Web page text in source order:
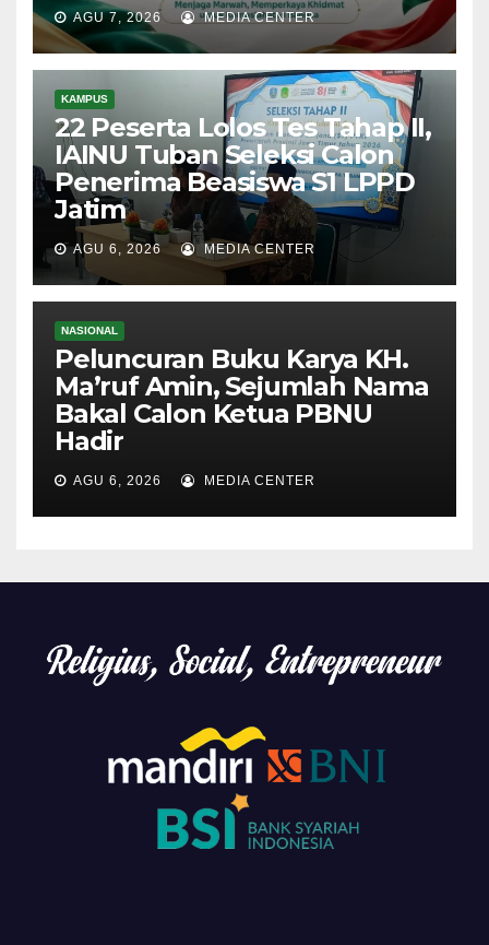
AGU 7, 2026 MEDIA CENTER
KAMPUS
22 Peserta Lolos Tes Tahap II,
IAINU Tuban Seleksi Calon
Penerima Beasiswa S1 LPPD
Jatim
AGU 6, 2026 MEDIA CENTER
NASIONAL
Peluncuran Buku Karya KH.
Ma’ruf Amin, Sejumlah Nama
Bakal Calon Ketua PBNU
Hadir
AGU 6, 2026 MEDIA CENTER